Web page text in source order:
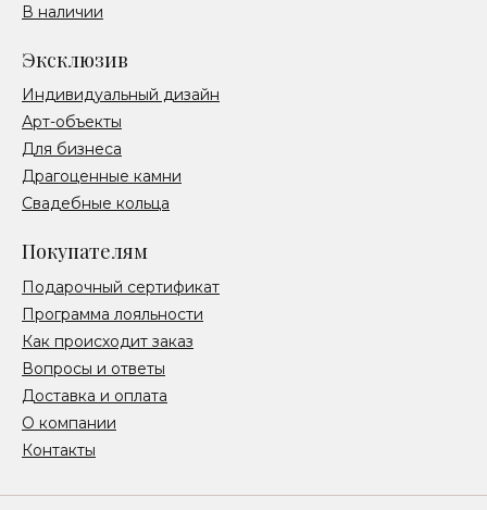
Покупателям
Эксклюзив
Контакты
О компании
Доставка и оплата
Вопросы и ответы
Как происходит заказ
Подарочный сертификат
Свадебные кольца
Драгоценные камни
Для бизнеса
Арт-объекты
Индивидуальный дизайн
Программа лояльности
В наличии